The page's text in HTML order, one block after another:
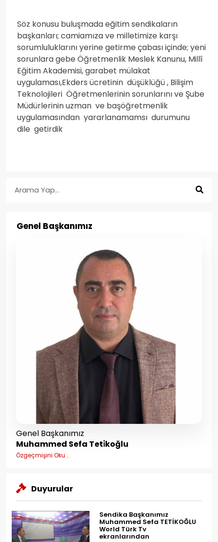
Söz konusu buluşmada eğitim sendikaların
başkanları; camiamıza ve milletimize karşı
sorumluluklarını yerine getirme çabası içinde; yeni
sorunlara gebe Öğretmenlik Meslek Kanunu, Millî
Eğitim Akademisi, garabet mülakat
uygulaması,Ekders ücretinin düşüklüğü , Bilişim
Teknolojileri Öğretmenlerinin sorunlarını ve Şube
Müdürlerinin uzman ve başöğretmenlik
uygulamasından yararlanamamsı durumunu
dile getirdik
Genel Başkanımız
Genel Başkanımız
Muhammed Sefa Teti̇koğlu
Özgeçmişini Oku...
Duyurular
Sendika Başkanımız
Muhammed Sefa TETİKOĞLU
World Türk Tv
ekranlarından